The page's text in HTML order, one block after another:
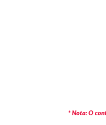
* Nota: O